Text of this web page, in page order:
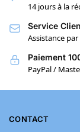
14 jours à la
Service
Assistance
Paiement
PayPal /
CONTACT